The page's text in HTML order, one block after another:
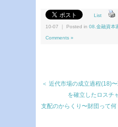
List
10-07 ｜ Posted in 08.金融資本
Comments »
＜ 近代市場の成立過程(18)
を確立したロスチ
支配のからくり〜財団って何